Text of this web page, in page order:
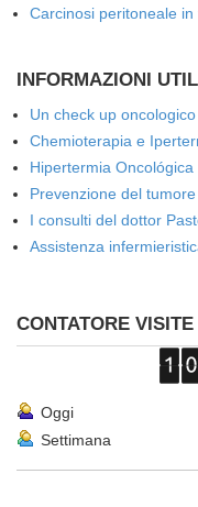
Carcinosi peritoneale
INFORMAZIONI
Un check up
Chemioterapia e
Hipertermia
Prevenzione del
I consulti del dottor
Assistenza
CONTATORE VISITE
Oggi
Settimana